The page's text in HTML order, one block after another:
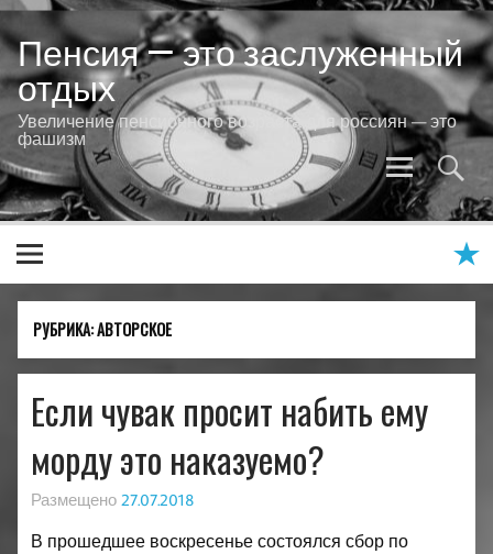
Skip
to
content
Пенсия — это заслуженный
отдых
Увеличение пенсионного возраста для россиян — это
фашизм
РУБРИКА:АВТОРСКОЕ
Если чувак просит набить ему
морду это наказуемо?
Размещено 27.07.2018
В прошедшее воскресенье состоялся сбор по